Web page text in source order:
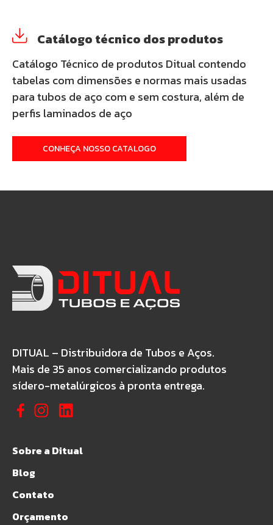
Catálogo técnico dos produtos
Catálogo Técnico de produtos Ditual contendo
tabelas com dimensões e normas mais usadas
para tubos de aço com e sem costura, além de
perfis laminados de aço
CONHEÇA NOSSO CATALOGO
DITUAL – Distribuidora de Tubos e Aços.
Mais de 35 anos comercializando produtos
sídero-metalúrgicos à pronta entrega.
Sobre a Ditual
Blog
Contato
Orçamento